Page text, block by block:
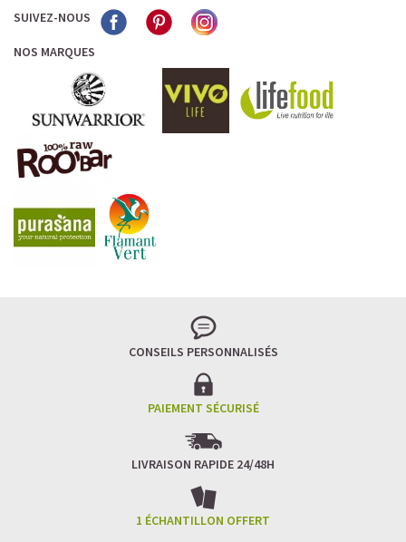
LA FRAÎCHEUR VERTE QUI APAISE L’ESPRIT
Le matcha, ce thé japonais se marie à la douceur du lait
tout en stimulant la concentration.
Un goût légèrement herbacé, addictif et plein de
Idéal pour : recharger ses batteries sans caféine,
hydrater, et retrouver focus et sérénité.
Matcha Latte Glacé Protéiné
SAWONDO RÉINVENTE LE PLAISIR DES CAFÉS GLACÉS
✅ Sans sucre raffiné
SUIVEZ-NOUS
NOS MARQUES
CONSEILS PERSONNALISÉS
PAIEMENT SÉCURISÉ
LIVRAISON RAPIDE 24/48H
1 ÉCHANTILLON OFFERT